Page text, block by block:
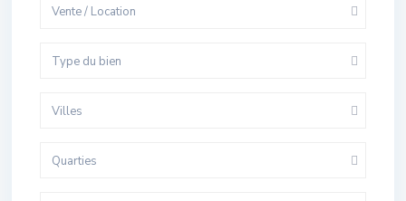
Vente / Location
Type du bien
Villes
Quarties